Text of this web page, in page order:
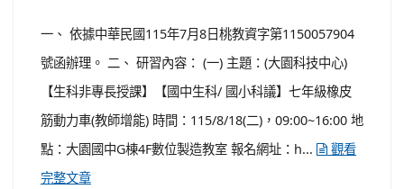
一、 依據桃園市政府教育局115年4月20日桃教小字第
1150035037號函辦理。 二、 旨接研習資訊如下： (一) 研
習辦理日期：(兩梯次辦理內容相同) １、 第一梯次：115
年8月17日(星期一)8:00(出發)~16:00(返回) ２、 第二梯
次：115年8月21日(星期五)8:00(出發)~16:00(返回) ...